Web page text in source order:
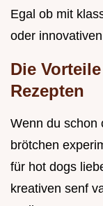
Egal ob mit
oder
Die
Rezepten
Wenn du schon
brötchen
für hot dogs
kreativen senf